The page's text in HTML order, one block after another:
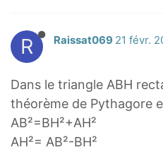
R Raissat069 21 févr.
Dans le triangle ABH
théorème de Pythagore
AB²=BH²+AH²
AH²= AB²-BH²